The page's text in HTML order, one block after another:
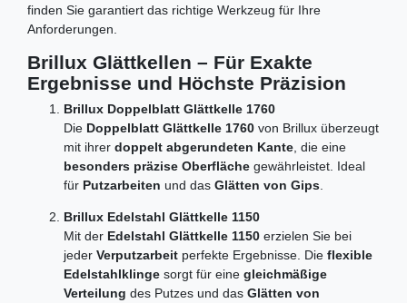
finden Sie garantiert das richtige Werkzeug für Ihre
Anforderungen.
Brillux Glättkellen – Für Exakte
Ergebnisse und Höchste Präzision
Brillux Doppelblatt Glättkelle 1760
Die Doppelblatt Glättkelle 1760 von Brillux überzeugt
mit ihrer doppelt abgerundeten Kante , die eine
besonders präzise Oberfläche gewährleistet. Ideal
für Putzarbeiten und das Glätten von Gips
Brillux Edelstahl Glättkelle 1150
Mit der Edelstahl Glättkelle 1150 erzielen Sie bei
jeder Verputzarbeit perfekte Ergebnisse. Die flexible
Edelstahlklinge sorgt für eine gleichmäßige
Verteilung des Putzes und das Glätten von